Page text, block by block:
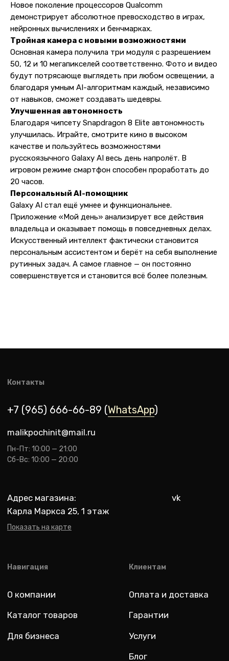
Новое поколение процессоров Qualcomm
демонстрирует абсолютное превосходство в играх,
нейронных вычислениях и бенчмарках.
Тройная камера с новыми возможностями
Основная камера получила три модуля с разрешением
50, 12 и 10 мегапикселей соответственно. Фото и видео
будут потрясающе выглядеть при любом освещении, а
благодаря умным AI-алгоритмам каждый, независимо
от навыков, сможет создавать шедевры.
Улучшенная автономность
Благодаря чипсету Snapdragon 8 Elite автономность
улучшилась. Играйте, смотрите кино в высоком
качестве и пользуйтесь возможностями
русскоязычного Galaxy AI весь день напролёт. В
игровом режиме смартфон способен проработать до
20 часов.
Персональный AI-помощник
Galaxy AI стал ещё умнее и функциональнее.
Приложение «Мой день» анализирует все действия
владельца и оказывает помощь в повседневных делах.
Искусственный интеллект фактически становится
персональным ассистентом и берёт на себя выполнение
рутинных задач. А самое главное — он постоянно
совершенствуется и становится всё более полезным.
Клиентам
Услуги
Блог
+7 (965) 666-66-89(WhatsАpp)
Оплата и доставка
Адрес магазина:
Карла Маркса 25, 1 этаж
Показать на карте
malikpochinit@mail.ru
Пн-Пт: 10:00 — 21:00
Сб-Вс: 10:00 — 20:00
vk
Контакты
Навигация
Для бизнеса
О компании